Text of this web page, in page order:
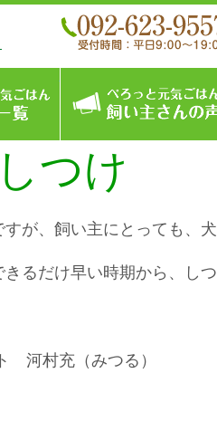
つけ
が、飼い主にとっても、犬
るだけ早い時期から、しつ
河村充（みつる）